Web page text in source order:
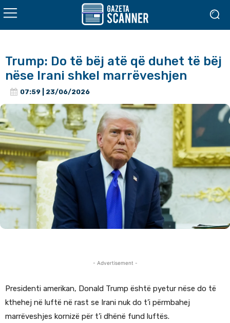
Trump: Do të bëj atë që duhet të bëj
nëse Irani shkel marrëveshjen
07:59 | 23/06/2026
- Advertisement -
Presidenti amerikan, Donald Trump është pyetur nëse do të
kthehej në luftë në rast se Irani nuk do t’i përmbahej
marrëveshjes kornizë për t’i dhënë fund luftës.